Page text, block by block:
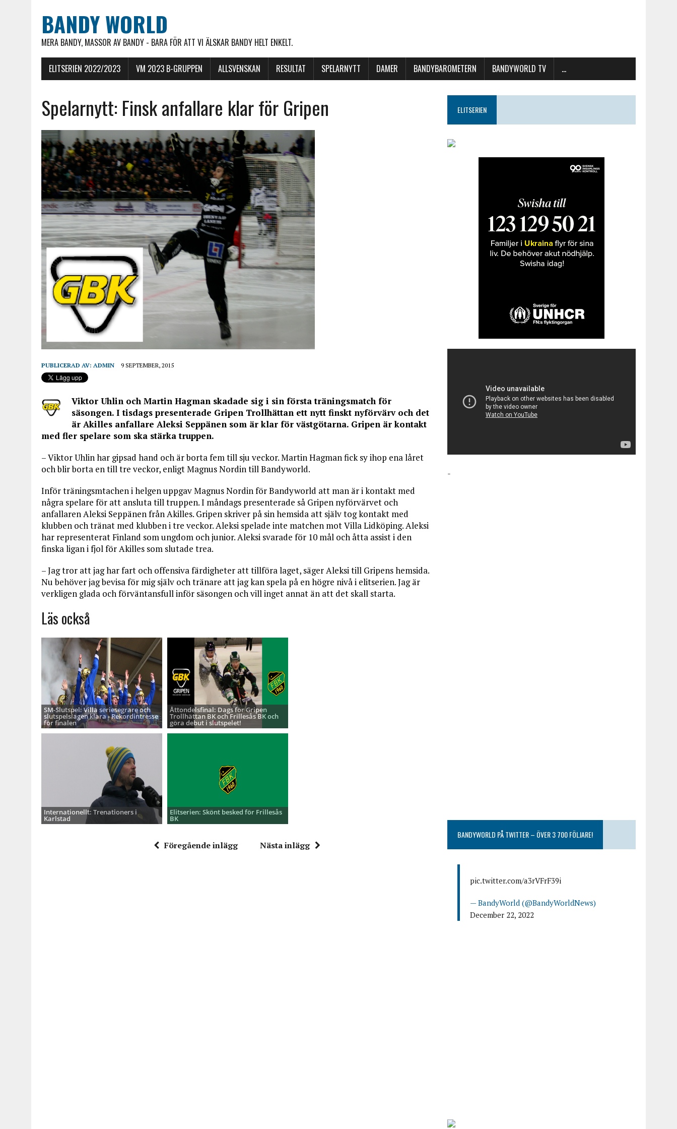
BANDY WORLD
MERA BANDY, MASSOR AV BANDY - BARA FÖR ATT VI ÄLSKAR BANDY HELT ENKELT.
ELITSERIEN 2022/2023 VM 2023 B-GRUPPEN ALLSVENSKAN RESULTAT SPELARNYTT DAMER BANDYBAROMETERN BANDYWORLD TV …
Spelarnytt: Finsk anfallare klar för Gripen
PUBLICERAD AV: ADMIN 9 SEPTEMBER, 2015
Viktor Uhlin och Martin Hagman skadade sig i sin första träningsmatch för
säsongen. I tisdags presenterade Gripen Trollhättan ett nytt finskt nyförvärv och det
är Akilles anfallare Aleksi Seppänen som är klar för västgötarna. Gripen är kontakt
med fler spelare som ska stärka truppen.
– Viktor Uhlin har gipsad hand och är borta fem till sju veckor. Martin Hagman fick sy ihop ena låret
och blir borta en till tre veckor, enligt Magnus Nordin till Bandyworld.
Inför träningsmtachen i helgen uppgav Magnus Nordin för Bandyworld att man är i kontakt med
några spelare för att ansluta till truppen. I måndags presenterade så Gripen nyförvärvet och
anfallaren Aleksi Seppänen från Akilles. Gripen skriver på sin hemsida att själv tog kontakt med
klubben och tränat med klubben i tre veckor. Aleksi spelade inte matchen mot Villa Lidköping. Aleksi
har representerat Finland som ungdom och junior. Aleksi svarade för 10 mål och åtta assist i den
finska ligan i fjol för Akilles som slutade trea.
– Jag tror att jag har fart och offensiva färdigheter att tillföra laget, säger Aleksi till Gripens hemsida.
Nu behöver jag bevisa för mig själv och tränare att jag kan spela på en högre nivå i elitserien. Jag är
verkligen glada och förväntansfull inför säsongen och vill inget annat än att det skall starta.
Läs också
SM-Slutspel: Villa seriesegrare och
slutspelslagen klara - Rekordintresse
för finalen
Åttondelsfinal: Dags för Gripen
Trollhättan BK och Frillesås BK och
göra debut i slutspelet!
Internationellt: Trenationers i
Karlstad
Elitserien: Skönt besked för Frillesås
BK
Föregående inlägg Nästa inlägg
ELITSERIEN
-
BANDYWORLD PÅ TWITTER – ÖVER 3 700 FÖLJARE!
pic.twitter.com/a3rVFrF39i
— BandyWorld (@BandyWorldNews)
December 22, 2022